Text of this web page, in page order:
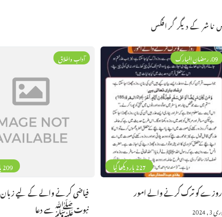
ناشر کے دیگر گرافکس
209 بار دیکھا گیا
آداب واخلاق
فیاضی کرنے والے کے لیے زبان
نبوتﷺسے دعا
227 بار دیکھا گیا
09. رمضان المبارک
روزے کو ترک کرنے والے امور
2024